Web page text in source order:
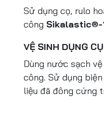
Sử dụng cọ, rulo
công Sikalastic®-
VỆ SINH DỤNG CỤ
Dùng nước sạch
công. Sử dụng
liệu đã đông cứng